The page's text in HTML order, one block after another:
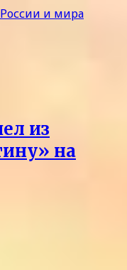
из
на